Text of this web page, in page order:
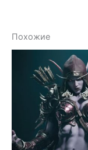
Похожие